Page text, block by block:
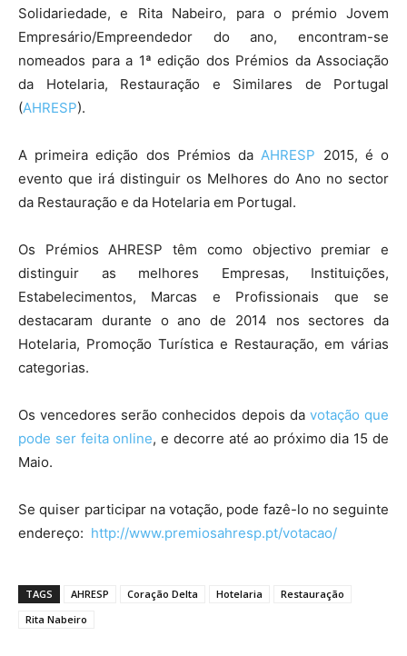
Solidariedade, e Rita Nabeiro, para o prémio Jovem
Empresário/Empreendedor do ano, encontram-se
nomeados para a 1ª edição dos Prémios da Associação
da Hotelaria, Restauração e Similares de Portugal
(AHRESP).
A primeira edição dos Prémios daAHRESP 2015, é o
evento que irá distinguir os Melhores do Ano no sector
da Restauração e da Hotelaria em Portugal.
Os Prémios AHRESP têm como objectivo premiar e
distinguir as melhores Empresas, Instituições,
Estabelecimentos, Marcas e Profissionais que se
destacaram durante o ano de 2014 nos sectores da
Hotelaria, Promoção Turística e Restauração, em várias
categorias.
Os vencedores serão conhecidos depois da votação que
pode ser feita online, e decorre até ao próximo dia 15 de
Maio.
Se quiser participar na votação, pode fazê-lo no seguinte
endereço: http://www.premiosahresp.pt/votacao/
TAGS AHRESP Coração Delta Hotelaria
Restauração
Rita Nabeiro